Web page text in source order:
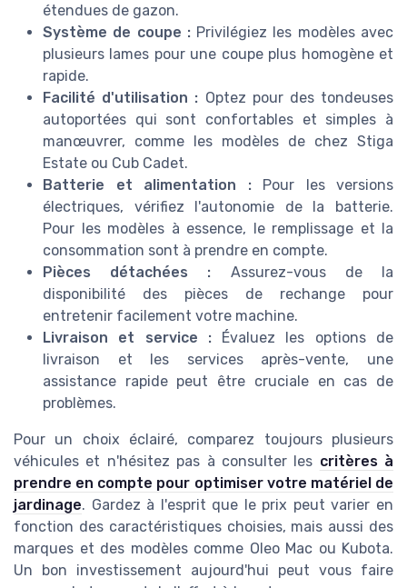
étendues de gazon.
Système de coupe :Privilégiez les modèles avec
plusieurs lames pour une coupe plus homogène et
rapide.
Facilité d'utilisation : Optez pour des tondeuses
autoportées qui sont confortables et simples à
manœuvrer, comme les modèles de chez Stiga
Estate ou Cub Cadet.
Batterie et alimentation :Pour les versions
électriques, vérifiez l'autonomie de la batterie.
Pour les modèles à essence, le remplissage et la
consommation sont à prendre en compte.
Pièces détachées : Assurez-vous de la
disponibilité des pièces de rechange pour
entretenir facilement votre machine.
Livraison et service :Évaluez les options de
livraison et les services après-vente, une
assistance rapide peut être cruciale en cas de
problèmes.
Pour un choix éclairé, comparez toujours plusieurs
véhicules et n'hésitez pas à consulter les critères à
prendre en compte pour optimiser votre matériel de
jardinage. Gardez à l'esprit que le prix peut varier en
fonction des caractéristiques choisies, mais aussi des
marques et des modèles comme Oleo Mac ou Kubota.
Un bon investissement aujourd'hui peut vous faire